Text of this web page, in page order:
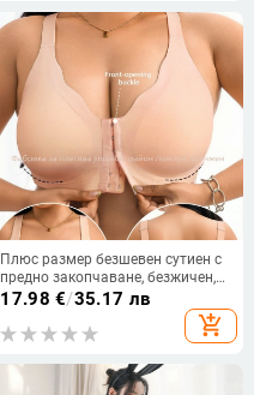
Плюс размер безшевен сутиен с
предно закопчаване, безжичен,
повдигащ, за жени
17.98 €/35.17 лв
add_shopping_cart